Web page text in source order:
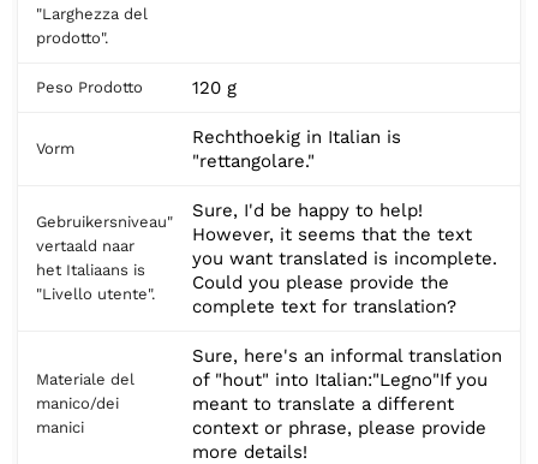
"Larghezza del
prodotto".
Peso Prodotto 120 g
Vorm
Rechthoekig in Italian is
"rettangolare."
Gebruikersniveau"
vertaald naar
het Italiaans is
"Livello utente".
Sure, I'd be happy to help!
However, it seems that the text
you want translated is incomplete.
Could you please provide the
complete text for translation?
Materiale del
manico/dei
manici
Sure, here's an informal translation
of "hout" into Italian:"Legno"If you
meant to translate a different
context or phrase, please provide
more details!